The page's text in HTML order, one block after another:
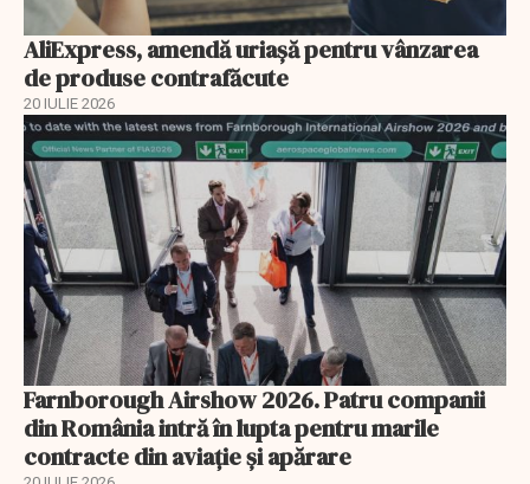
AliExpress, amendă uriaşă pentru vânzarea
de produse contrafăcute
20 IULIE 2026
Farnborough Airshow 2026. Patru companii
din România intră în lupta pentru marile
contracte din aviație și apărare